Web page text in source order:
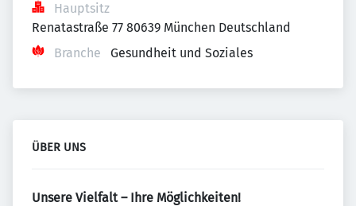
Hauptsitz
Renatastraße 77 80639 München Deutschland
Branche
Gesundheit und Soziales
ÜBER UNS
Unsere Vielfalt – Ihre Möglichkeiten!